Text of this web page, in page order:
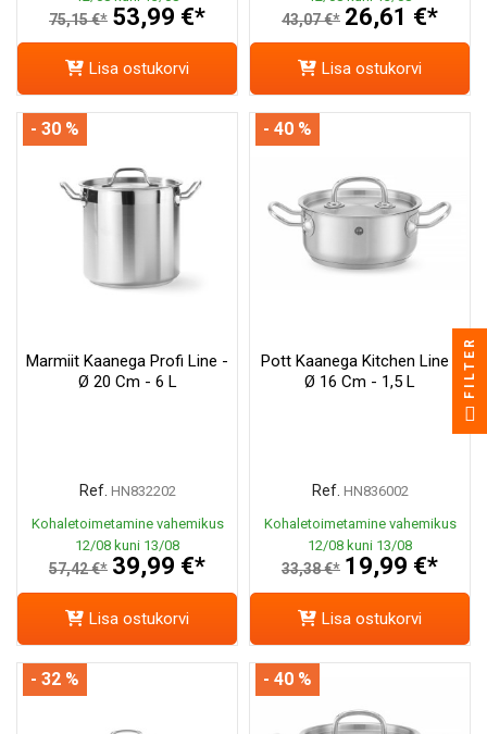
75,15 €* 53,99 €*
Lisa ostukorvi
43,07 €* 26,61 €*
Lisa ostukorvi
Marmiit Kaanega Profi Line -
Ø 20 Cm - 6 L
Ref. HN832202
Kohaletoimetamine vahemikus
12/08 kuni 13/08
57,42 €* 39,99 €*
- 30 %
Lisa ostukorvi
Pott Kaanega Kitchen Line -
Ø 16 Cm - 1,5 L
Ref. HN836002
Kohaletoimetamine vahemikus
12/08 kuni 13/08
33,38 €* 19,99 €*
- 40 %
Lisa ostukorvi
- 32 % - 40 %
FILTER